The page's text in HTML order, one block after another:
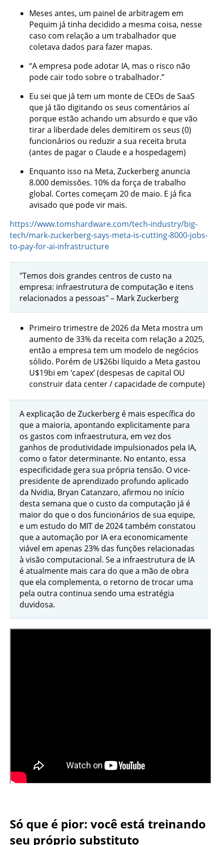
Meses antes, um painel de arbitragem em
Pequim já tinha decidido a mesma coisa, nesse
caso com relação a um trabalhador que
coletava dados para fazer mapas.
“A empresa pode adotar IA, mas o risco não
pode cair todo sobre o trabalhador.”
Eu sei que já tem um monte de CEOs de SaaS
que já tão digitando os seus comentários aí
porque estão achando um absurdo e que vão
tirar a liberdade deles demitirem os seus (0)
funcionários ou reduzir a sua receita bruta
(antes de pagar o Claude e a hospedagem)
Enquanto isso na Meta, Zuckerberg anuncia
8.000 demissões. 10% da força de trabalho
global. Cortes começam 20 de maio. E já fica
avisado que pode vir mais.
https://www.tomshardware.com/tech-industry/big-
tech/mark-zuckerberg-says-meta-is-cutting-8000-jobs-
to-pay-for-ai-infrastructure
"Temos dois grandes centros de custo na
empresa: infraestrutura de computação e itens
relacionados a pessoas" – Mark Zuckerberg
Primeiro trimestre de 2026 da Meta mostra um
aumento de 33% da receita com relação a 2025,
então a empresa tem um modelo de negócios
sólido. Porém de U$26bi líquido a Meta gastou
U$19bi em ‘capex’ (despesas de capital OU
construir data center / capacidade de compute)
A explicação de Zuckerberg é mais específica do
que a maioria, apontando explicitamente para
os gastos com infraestrutura, em vez dos
ganhos de produtividade impulsionados pela IA,
como o fator determinante. No entanto, essa
especificidade gera sua própria tensão. O vice-
presidente de aprendizado profundo aplicado
da Nvidia, Bryan Catanzaro, afirmou no início
desta semana que o custo da computação já é
maior do que o dos funcionários de sua equipe,
e um estudo do MIT de 2024 também constatou
que a automação por IA era economicamente
viável em apenas 23% das funções relacionadas
à visão computacional. Se a infraestrutura de IA
é atualmente mais cara do que a mão de obra
que ela complementa, o retorno de trocar uma
pela outra continua sendo uma estratégia
duvidosa.
Só que é pior: você está treinando
seu próprio substituto